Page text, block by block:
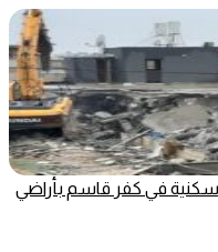
سكنية في كفر قاسم بأراضي